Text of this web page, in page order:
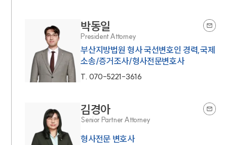
박동일
President Attorney
부산지방법원 형사 국선변호인 경력,국제
소송/증거조사/형사전문변호사
T. 070-5221-3616
김경아
Senior Partner Attorney
형사전문 변호사